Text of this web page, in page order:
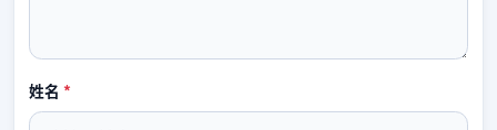
姓名 *必填